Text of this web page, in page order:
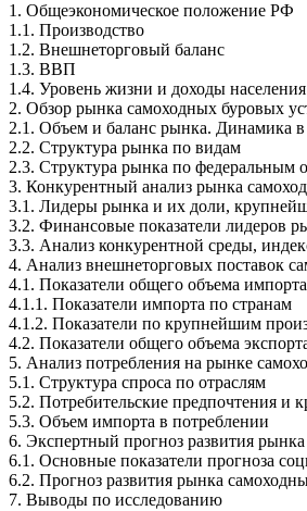
1. Общеэкономическое положение РФ
1.1. Производство
1.2. Внешнеторговый баланс
1.3. ВВП
1.4. Уровень жизни и доходы населения
2. Обзор рынка самоходных буровых
2.1. Объем и баланс рынка. Динамика в
2.2. Структура рынка по видам
2.3. Структура рынка по федеральным
3. Конкурентный анализ рынка
3.1. Лидеры рынка и их доли,
3.2. Финансовые показатели лидеров
3.3. Анализ конкурентной среды,
4. Анализ внешнеторговых поставок
4.1. Показатели общего объема
4.1.1. Показатели импорта по странам
4.1.2. Показатели по крупнейшим
4.2. Показатели общего объема
5. Анализ потребления на рынке
5.1. Структура спроса по отраслям
5.2. Потребительские предпочтения и
5.3. Объем импорта в потреблении
6. Экспертный прогноз развития
6.1. Основные показатели прогноза
6.2. Прогноз развития рынка
7. Выводы по исследованию